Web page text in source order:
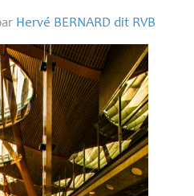
Hervé BERNARD dit RVB